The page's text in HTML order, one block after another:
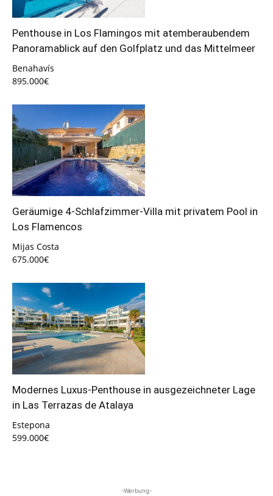
Penthouse in Los Flamingos mit atemberaubendem
Panoramablick auf den Golfplatz und das Mittelmeer
Benahavís
895.000€
Geräumige 4-Schlafzimmer-Villa mit privatem Pool in
Los Flamencos
Mijas Costa
675.000€
Modernes Luxus-Penthouse in ausgezeichneter Lage
in Las Terrazas de Atalaya
Estepona
599.000€
-Werbung-